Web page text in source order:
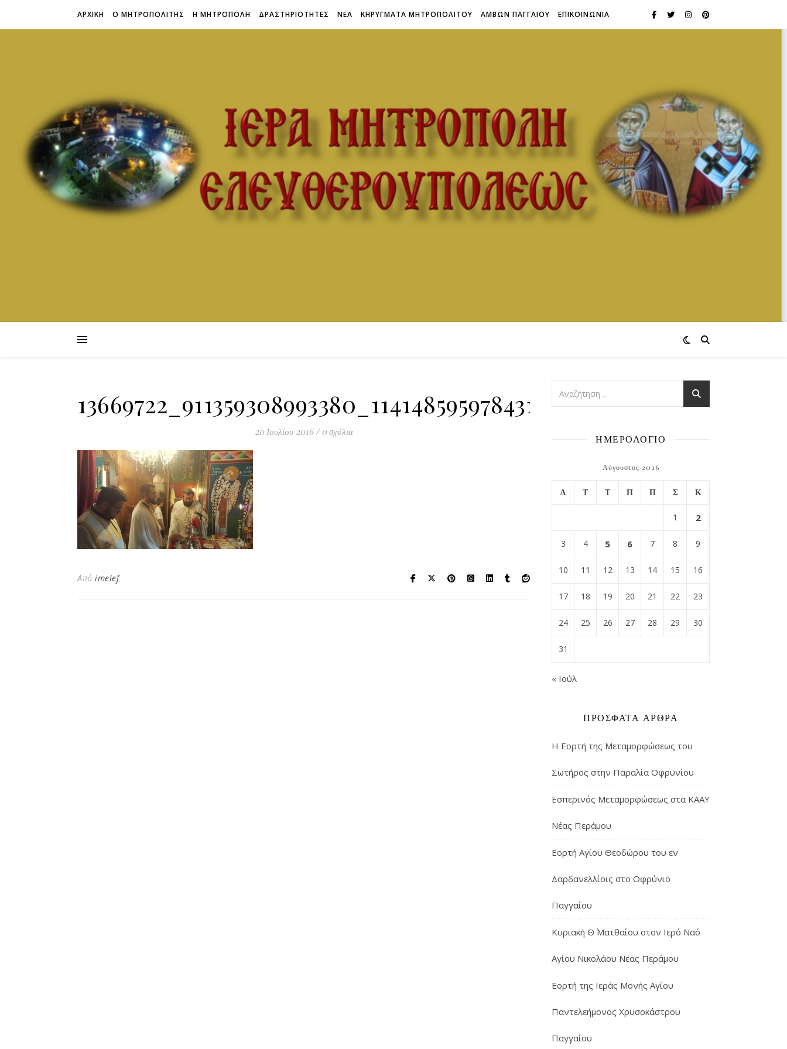
ΑΡΧΙΚΗ Ο ΜΗΤΡΟΠΟΛΙΤΗΣ Η ΜΗΤΡΟΠΟΛΗ ΔΡΑΣΤΗΡΙΟΤΗΤΕΣ ΝΕΑ ΚΗΡΥΓΜΑΤΑ ΜΗΤΡΟΠΟΛΙΤΟΥ ΑΜΒΩΝ ΠΑΓΓΑΙΟΥ ΕΠΙΚΟΙΝΩΝΙΑ
13669722_911359308993380_1141485959784312842_n
20 Ιουλίου 2016 / 0 σχόλια
Από imelef
ΗΜΕΡΟΛΟΓΙΟ
Αύγουστος 2026
Δ Τ Τ Π Π Σ Κ
1 2
3 4 5 6 7 8 9
10 11 12 13 14 15 16
17 18 19 20 21 22 23
24 25 26 27 28 29 30
31
« Ιούλ
ΠΡΌΣΦΑΤΑ ΆΡΘΡΑ
Η Εορτή της Μεταμορφώσεως του
Σωτήρος στην Παραλία Οφρυνίου
Εσπερινός Μεταμορφώσεως στα ΚΑΑΥ
Νέας Περάμου
Εορτή Αγίου Θεοδώρου του εν
Δαρδανελλίοις στο Οφρύνιο
Παγγαίου
Κυριακή Θ΄ Ματθαίου στον Ιερό Ναό
Αγίου Νικολάου Νέας Περάμου
Εορτή της Ιεράς Μονής Αγίου
Παντελεήμονος Χρυσοκάστρου
Παγγαίου